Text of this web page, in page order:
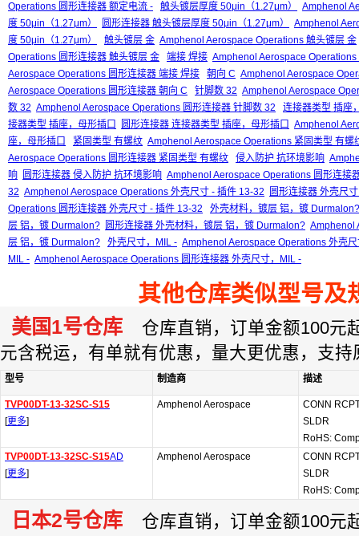
Operations 圆形连接器 额定电流 -
触头镀层厚度 50μin（1.27μm）
Amphenol
度 50μin（1.27μm）
圆形连接器 触头镀层厚度 50μin（1.27μm）
Amphenol
度 50μin（1.27μm）
触头镀层 金 Amphenol Aerospace Operations 触头镀层 金
Operations 圆形连接器 触头镀层 金
端接 焊接 Amphenol Aerospace Operations
Aerospace Operations 圆形连接器 端接 焊接
朝向 C Amphenol Aerospace
Aerospace Operations 圆形连接器 朝向 C
针脚数 32 Amphenol Aerospace
数 32 Amphenol Aerospace Operations 圆形连接器 针脚数 32
连接器类型 插座
接器类型 插座，母形插口
圆形连接器 连接器类型 插座，母形插口 Amphenol
座，母形插口
紧固类型 有螺纹 Amphenol Aerospace Operations 紧固类型 有螺
Aerospace Operations 圆形连接器 紧固类型 有螺纹
侵入防护 抗环境影响
响
圆形连接器 侵入防护 抗环境影响 Amphenol Aerospace Operations 圆形连接
32 Amphenol Aerospace Operations 外壳尺寸 - 插件 13-32
圆形连接器 外壳尺
Operations 圆形连接器 外壳尺寸 - 插件 13-32
外壳材料，镀层 铝，镀 Durmalon?
层 铝，镀 Durmalon? 圆形连接器 外壳材料，镀层 铝，镀 Durmalon? Amphenol
层 铝，镀 Durmalon?
外壳尺寸，MIL - Amphenol Aerospace Operations 外壳
MIL - Amphenol Aerospace Operations 圆形连接器 外壳尺寸，MIL -
其他仓库类似型号及
美国1号仓库 仓库直销，订单金额100元
元含税运，有单就有优惠，量大更优惠，支持
型号 制造商 描述
TVP00DT-13-32SC-S15
[更多]
Amphenol Aerospace
CONN
SLDR
RoHS:
TVP00DT-13-32SC-S15AD
[更多]
Amphenol Aerospace
CONN
SLDR
RoHS:
日本2号仓库 仓库直销，订单金额100元